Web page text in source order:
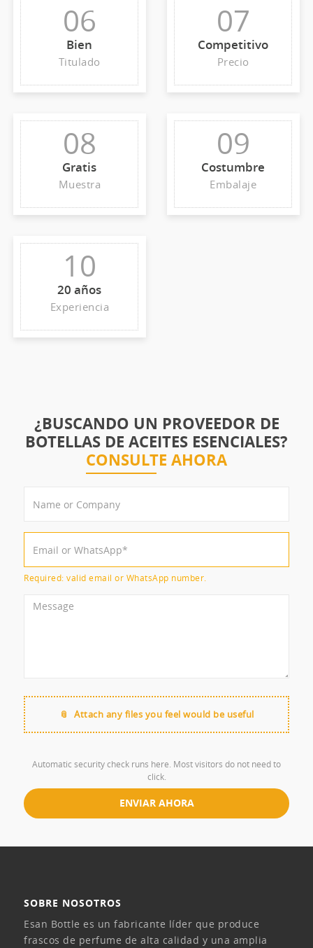
06
Bien
Titulado
07
Competitivo
Precio
08
Gratis
Muestra
09
Costumbre
Embalaje
10
20 años
Experiencia
¿BUSCANDO UN PROVEEDOR DE
BOTELLAS DE ACEITES ESENCIALES?
CONSULTE AHORA
Required: valid email or WhatsApp number.
Attach any files you feel would be useful
Automatic security check runs here. Most visitors do not need to
click.
SOBRE NOSOTROS
Esan Bottle es un fabricante líder que produce
frascos de perfume de alta calidad y una amplia